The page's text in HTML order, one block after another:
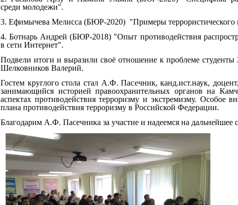
среди молодежи".
3. Ефимычева Мелисса (БЮР-2020) "Примеры террористического
4. Ботнарь Андрей (БЮР-2018) "Опыт противодействия
в сети Интернет".
Подвели итоги и выразили своё отношение к проблеме
Шелковников Валерий.
Гостем круглого стола стал А.Ф. Пасечник, канд.ист.наук,
занимающийся историей правоохранительных органов на
аспектах противодействия терроризму и экстремизму. Особое
плана противодействия терроризму в Российской Федерации.
Благодарим А.Ф. Пасечника за участие и надеемся на дальнейшее